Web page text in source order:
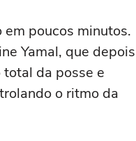
poucos minutos.
Yamal, que depois
da posse e
o ritmo da